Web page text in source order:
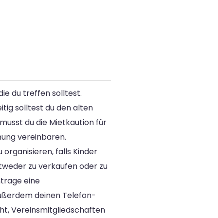
du treffen solltest.
solltest du den alten
du die Mietkaution für
vereinbaren.
falls Kinder
zu verkaufen oder zu
eine
deinen Telefon-
Vereinsmitgliedschaften